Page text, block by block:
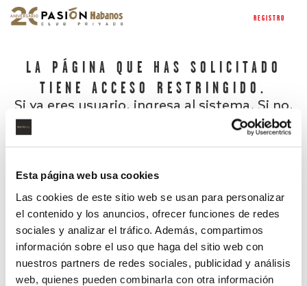
Esta página web usa cookies
Las cookies de este sitio web se usan para personalizar
el contenido y los anuncios, ofrecer funciones de redes
sociales y analizar el tráfico. Además, compartimos
información sobre el uso que haga del sitio web con
nuestros partners de redes sociales, publicidad y análisis
web, quienes pueden combinarla con otra información
REGISTRO
LA PÁGINA QUE HAS SOLICITADO
TIENE ACCESO RESTRINGIDO.
Si ya eres usuario, ingresa al sistema. Si no,
¿Has olvidado tu contraseña?